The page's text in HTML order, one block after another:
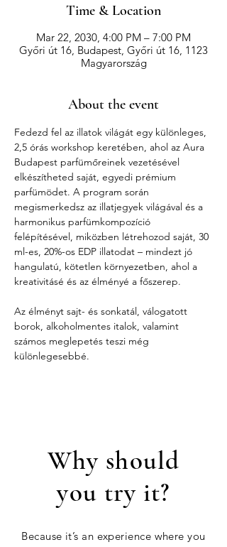
Time & Location
Mar 22, 2030, 4:00 PM – 7:00 PM
Győri út 16, Budapest, Győri út 16, 1123
Magyarország
About the event
Fedezd fel az illatok világát egy különleges,
2,5 órás workshop keretében, ahol az Aura
Budapest parfümőreinek vezetésével
elkészítheted saját, egyedi prémium
parfümödet. A program során
megismerkedsz az illatjegyek világával és a
harmonikus parfümkompozíció
felépítésével, miközben létrehozod saját, 30
ml-es, 20%-os EDP illatodat – mindezt jó
hangulatú, kötetlen környezetben, ahol a
kreativitásé és az élményé a főszerep.
Az élményt sajt- és sonkatál, válogatott
borok, alkoholmentes italok, valamint
számos meglepetés teszi még
különlegesebbé.
Why should
you try it?
Because it’s an experience where you